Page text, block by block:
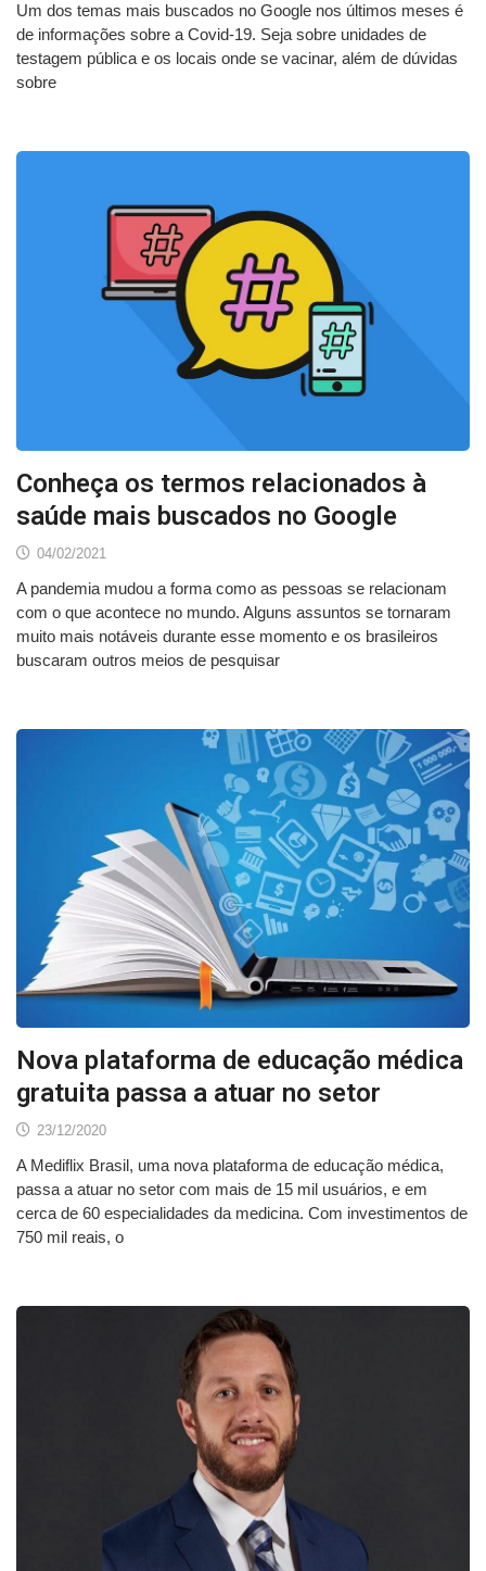
Um dos temas mais buscados no Google nos últimos meses é
de informações sobre a Covid-19. Seja sobre unidades de
testagem pública e os locais onde se vacinar, além de dúvidas
sobre
Conheça os termos relacionados à
saúde mais buscados no Google
04/02/2021
A pandemia mudou a forma como as pessoas se relacionam
com o que acontece no mundo. Alguns assuntos se tornaram
muito mais notáveis durante esse momento e os brasileiros
buscaram outros meios de pesquisar
Nova plataforma de educação médica
gratuita passa a atuar no setor
23/12/2020
A Mediflix Brasil, uma nova plataforma de educação médica,
passa a atuar no setor com mais de 15 mil usuários, e em
cerca de 60 especialidades da medicina. Com investimentos de
750 mil reais, o